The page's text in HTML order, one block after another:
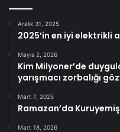
Aralık 31, 2025
2025’in en iyi elektrikli
Mayıs 2, 2026
Kim Milyoner’de
yarışmacı zorbalığı
Mart 7, 2025
Ramazan’da
Mart 18, 2026